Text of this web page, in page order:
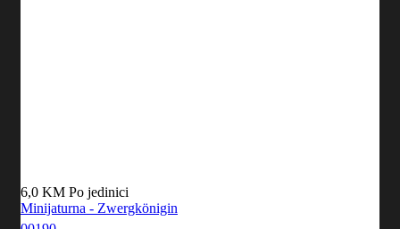
6,0 KM Po jedinici
Minijaturna - Zwergkönigin